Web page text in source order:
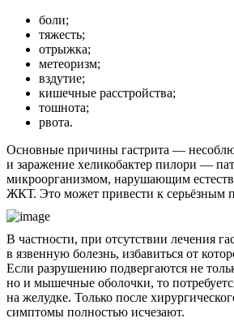
боли;
тяжесть;
отрыжка;
метеоризм;
вздутие;
кишечные расстройства;
тошнота;
рвота.
Основные причины гастрита —
и заражение хеликобактер пилори —
микроорганизмом, нарушающим
ЖКТ. Это может привести к серьёзным
В частности, при отсутствии лечения
в язвенную болезнь, избавиться от
Если разрушению подвергаются не
но и мышечные оболочки, то
на желудке. Только после
симптомы полностью исчезают.